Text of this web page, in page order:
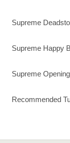
Supreme
Supreme Happy
Supreme Opening
Recommended